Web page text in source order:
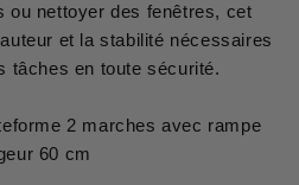
ou nettoyer des fenêtres, cet
et la stabilité nécessaires
tâches en toute sécurité.
2 marches avec rampe
60 cm